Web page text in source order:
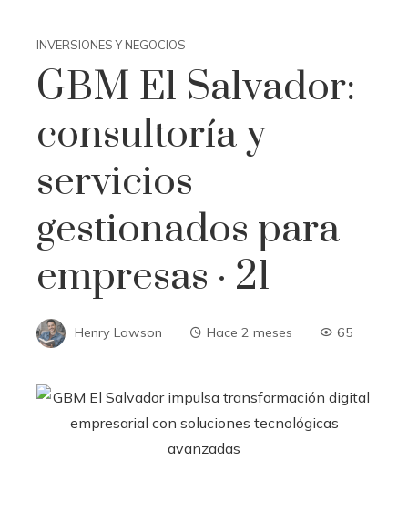
INVERSIONES Y NEGOCIOS
GBM El Salvador:
consultoría y
servicios
gestionados para
empresas · 21
Henry Lawson Hace 2 meses 65